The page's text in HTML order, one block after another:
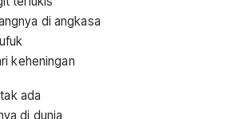
di angkasa
keheningan
ada
di dunia